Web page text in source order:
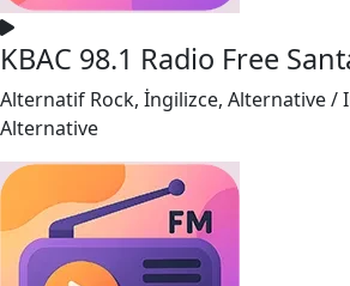
KBAC 98.1 Radio Free
Alternatif Rock, İngilizce, Alternative /
Alternative